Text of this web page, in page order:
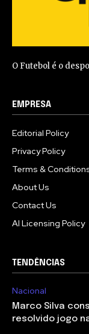
O Futebol é o
EMPRESA
Editorial Policy
Privacy Policy
Terms &
About Us
Contact Us
AI Licensing Policy
TENDÊNCIAS
Nacional
Marco Silva
resolvido jogo